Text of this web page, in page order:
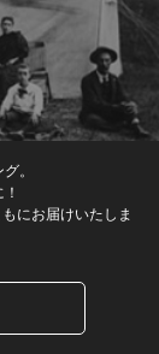
。
にお届けいたしま